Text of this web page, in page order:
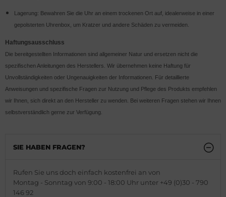
SIE HABEN FRAGEN?
Rufen Sie uns doch einfach kostenfrei an von
Montag - Sonntag von 9:00 - 18:00 Uhr unter +49 (0)30 - 790
146 92
Lagerung: Bewahren Sie die Uhr an einem trockenen Ort auf, idealerweise in einer
gepolsterten Uhrenbox, um Kratzer und andere Schäden zu vermeiden.
Haftungsausschluss
Die bereitgestellten Informationen sind allgemeiner Natur und ersetzen nicht die
spezifischen Anleitungen des Herstellers. Wir übernehmen keine Haftung für
Unvollständigkeiten oder Ungenauigkeiten der Informationen. Für detaillierte
Anweisungen und spezifische Fragen zur Nutzung und Pflege des Produkts empfehlen
wir Ihnen, sich direkt an den Hersteller zu wenden. Bei weiteren Fragen stehen wir Ihnen
selbstverständlich gerne zur Verfügung.